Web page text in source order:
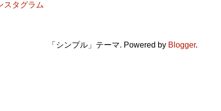
スタグラム
「シンプル」テーマ. Powered by Blogger.